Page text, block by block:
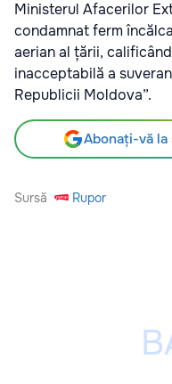
Ministerul Afacerilor
condamnat ferm
aerian al țării,
inacceptabilă a
Republicii Moldova”.
Abonați-vă
Sursă Rupor